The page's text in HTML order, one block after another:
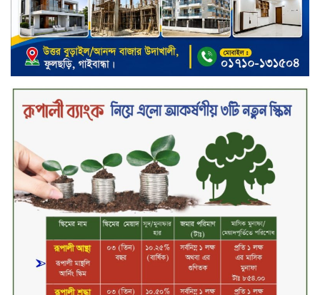
ক্যাশলেস বাংলাদেশ বিনির্মাণে
ইসলামী ব্যাংকের উদ্যোগে বাংলা
কিউআর নিয়ে বিশিষ্ট আলেমদের সঙ্গে
মতবিনিময় সভা অনুষ্ঠিত
‘শেখ হাসিনা ডিসেম্বরে ফিরলে গণহত্যার
দায় নিয়ে কারাগারে যাবেন,’ আইনমন্ত্রী
মধ্যরাতে শাহজালাল বিমানবন্দরের
বলাকা লাউঞ্জে অগ্নিকাণ্ড
নিরাপদ ও স্বল্পব্যয়ে ক্যাশলেস লেনদেন
গড়তে কাজ করছে বাংলাদেশ ব্যাংক:
গভর্নর
জীবননগর সীমান্ত দিয়ে ভারতে অবৈধ
অনুপ্রবেশের সময় ৮ বাংলাদেশি নারী